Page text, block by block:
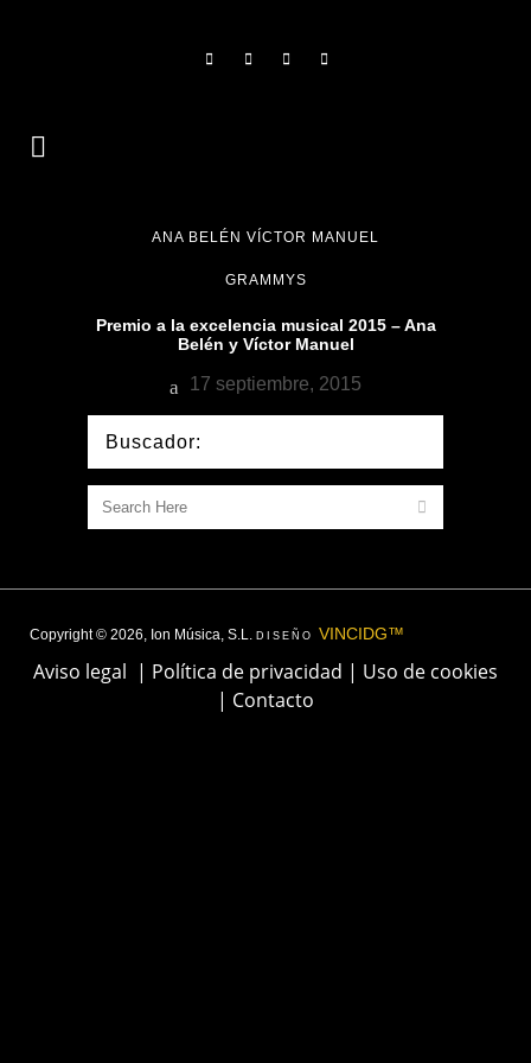
ANA BELÉN VÍCTOR MANUEL
GRAMMYS
Premio a la excelencia musical 2015 – Ana
Belén y Víctor Manuel
17 septiembre, 2015
Buscador:
Copyright © 2026, Ion Música, S.L. DISEÑO VINCIDG™
Aviso legal | Política de privacidad | Uso de cookies
| Contacto